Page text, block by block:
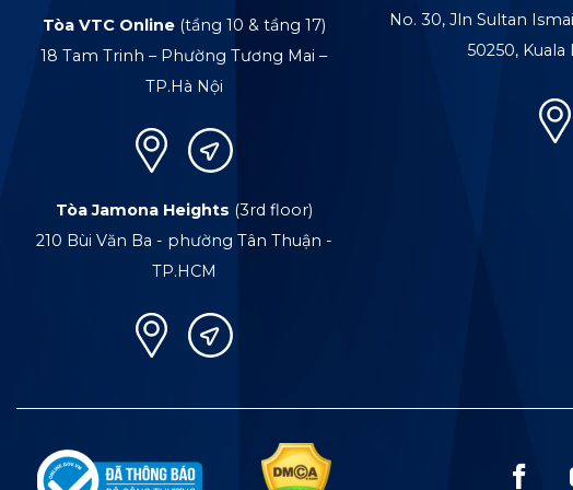
Tòa VTC Online(tầng 10 & tầng 17)
18 Tam Trinh – Phường Tương Mai –
TP.Hà Nội
Tòa Jamona Heights (3rd floor)
210 Bùi Văn Ba - phường Tân Thuận -
TP.HCM
No. 30, Jln Sultan
50250,